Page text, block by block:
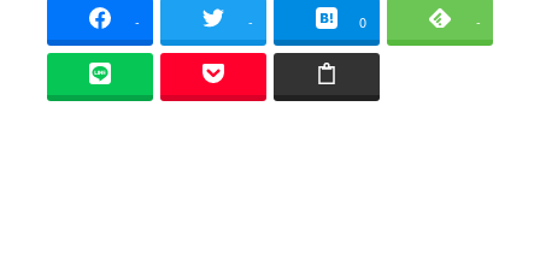
- - 0 -